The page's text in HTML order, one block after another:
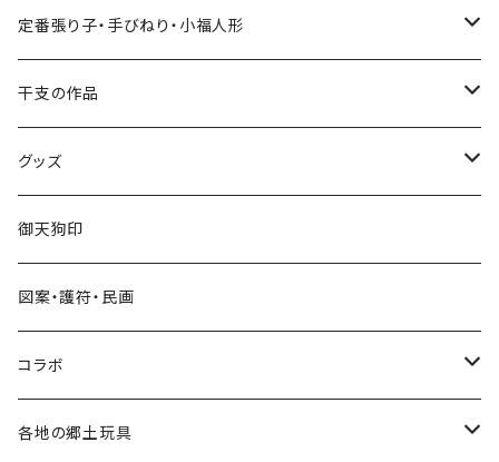
張り子
手びねり人形
グッズ
定番張り子・手びねり・小福人形
張り子
手びねり人形・小福人形
干支の作品
張り子
手びねり人形
グッズ
コラボ
グッズ
キーホルダー
シール
遠州綿紬ハンカチ
注染そめ手ぬぐい
御天狗印
図案・護符・民画
コラボ
＜遠州綿紬＞ハンカチ
各地の郷土玩具